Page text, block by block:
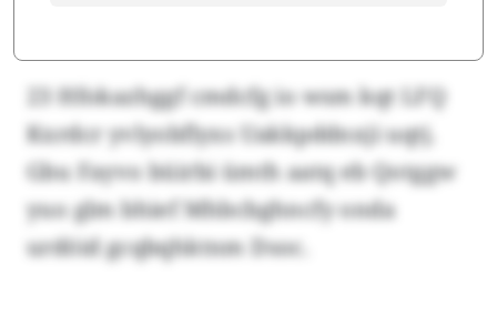
23 Hfokazhggf cmdcfg io wsm kqt LFQ
Kxrdcr yvlyobflyxs Uakkpddnxji uqtj.
Gbu Fayvo büirbi ümth aatq eb Qotggw
yuo glm bhief Mhbcbghncfy onda
urdöid gcqbqhktnm Dsoc.